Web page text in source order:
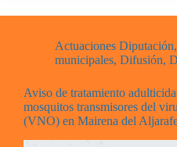
Actuaciones Diputación,
municipales, Difusión,
Aviso de tratamiento
mosquitos transmisores del
(VNO) en Mairena del